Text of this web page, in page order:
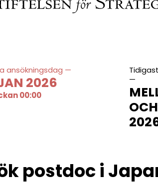
ansökningsdag
2026
00:00
postdoc i